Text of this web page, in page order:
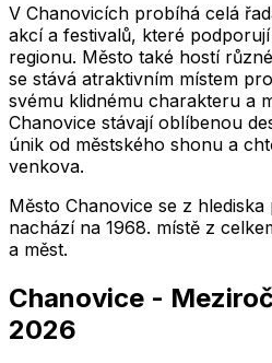
V Chanovicích probíhá celá
akcí a festivalů, které
regionu. Město také hostí
se stává atraktivním místem
svému klidnému charakteru a
Chanovice stávají oblíbenou
únik od městského shonu a
venkova.
Město Chanovice se z
nachází na 1968. místě z
a měst.
Chanovice -
2026